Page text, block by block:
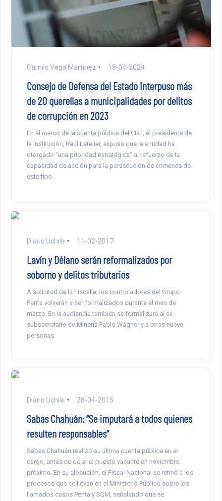
Camilo Vega Martinez 18-04-2024
Consejo de Defensa del Estado interpuso más
de 20 querellas a municipalidades por delitos
de corrupción en 2023
En el marco de la cuenta pública del CDE, el presidente de
la institución, Raúl Letelier, expuso que la entidad ha
otorgado “una prioridad estratégica” al refuerzo de la
capacidad de acción para la persecución de crímenes de
este tipo.
Diario Uchile 11-02-2017
Lavín y Délano serán reformalizados por
soborno y delitos tributarios
A solicitud de la Fiscalía, los controladores del Grupo
Penta volverán a ser formalizados durante el mes de
marzo. En la audiencia también se formalizará al ex
subsecretario de Minería Pablo Wagner y a otras nueve
personas.
Diario Uchile 28-04-2015
Sabas Chahuán: “Se imputará a todos quienes
resulten responsables”
Sabas Chahuán realizó su úlitma cuenta pública en el
cargo, antes de dejar el puesto vacante en noviembre
próximo. En su alocución, el Fiscal Nacional se refirió a los
procesos que se llevan en el Ministerio Público sobre los
llamados casos Penta y SQM, señalando que se